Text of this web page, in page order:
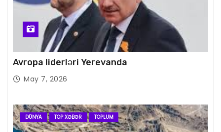
Avropa liderləri Yerevanda
May 7, 2026
DÜNYA TOP XƏBƏR TOPLUM